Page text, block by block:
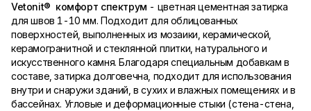
Vetonit® комфорт спектрум - цветная цементная затирка
для швов 1-10 мм. Подходит для облицованных
поверхностей, выполненных из мозаики, керамической,
керамогранитной и стеклянной плитки, натурального и
искусственного камня. Благодаря специальным добавкам в
составе, затирка долговечна, подходит для использования
внутри и снаружи зданий, в сухих и влажных помещениях и в
бассейнах. Угловые и деформационные стыки (стена-стена,